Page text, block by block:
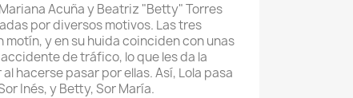
Acuña y Beatriz "Betty" Torres
por diversos motivos. Las tres
y en su huida coinciden con unas
de tráfico, lo que les da la
hacerse pasar por ellas. Así, Lola pasa
Inés, y Betty, Sor María.